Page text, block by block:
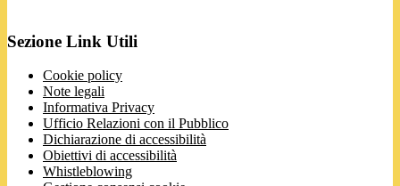
Sezione Link Utili
Cookie policy
Note legali
Informativa Privacy
Ufficio Relazioni con il Pubblico
Dichiarazione di accessibilità
Obiettivi di accessibilità
Whistleblowing